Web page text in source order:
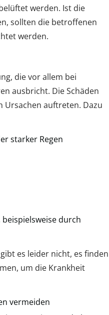
werden. Ist die
sollten die betroffenen
werden.
die vor allem bei
ausbricht. Die Schäden
Ursachen auftreten. Dazu
starker Regen
durch
es leider nicht, es finden
um die Krankheit
vermeiden